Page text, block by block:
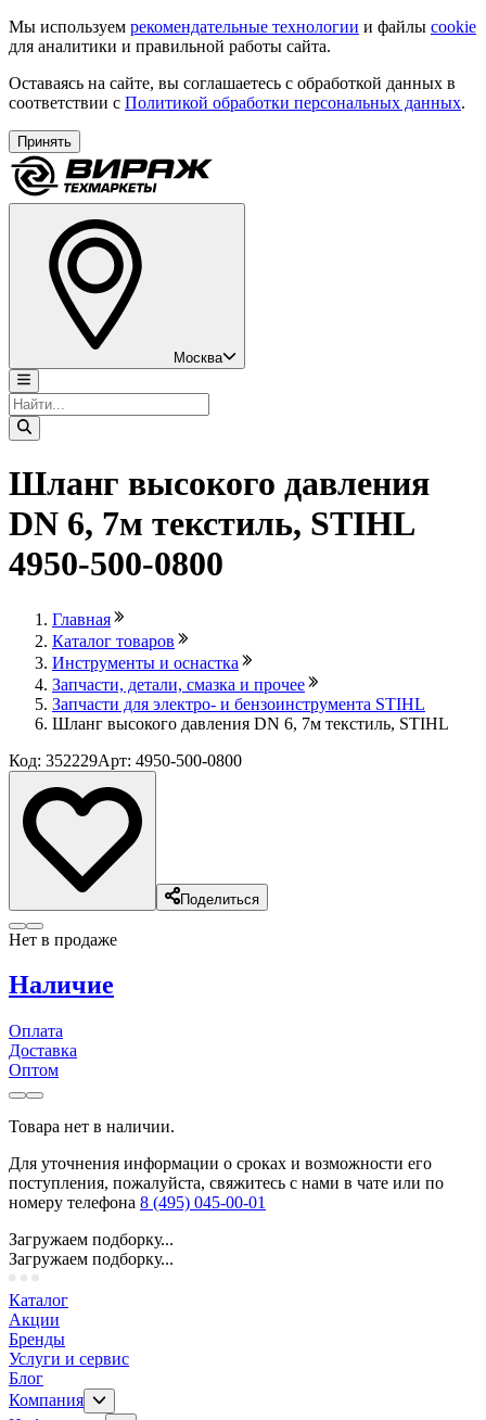
Мы используем рекомендательные технологии и файлы cookie
для аналитики и правильной работы сайта.
Оставаясь на сайте, вы соглашаетесь с обработкой данных в
соответствии с Политикой обработки персональных данных.
Принять
Москва
Шланг высокого давления
DN 6, 7м текстиль, STIHL
4950-500-0800
Главная
Каталог товаров
Инструменты и оснастка
Запчасти, детали, смазка и прочее
Запчасти для электро- и бензоинструмента STIHL
Шланг высокого давления DN 6, 7м текстиль, STIHL
Код: 352229Арт: 4950-500-0800
Поделиться
Нет в продаже
Наличие
Оплата
Доставка
Оптом
Товара нет в наличии.
Для уточнения информации о сроках и возможности его
поступления, пожалуйста, свяжитесь с нами в чате или по
номеру телефона 8 (495) 045-00-01
Загружаем подборку...
Загружаем подборку...
Каталог
Акции
Бренды
Услуги и сервис
Блог
Компания